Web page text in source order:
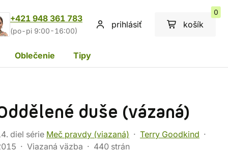
+421 948 361 783
(po-pi 9:00-16:00)
prihlásiť košík
0
Oblečenie Tipy
duše (vázaná)
diel série Meč pravdy (viazaná)
Terry Goodkind
Viazaná väzba 440 strán